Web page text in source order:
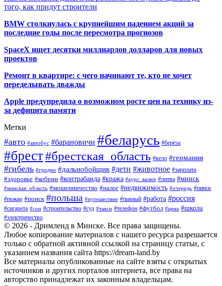
того, как придут строители
BMW столкнулась с крупнейшим падением акций за
последние годы после пересмотра прогнозов
SpaceX ищет десятки миллиардов долларов для новых
проектов
Ремонт в квартире: с чего начинают те, кто не хочет
переделывать дважды
Apple предупредила о возможном росте цен на технику из-
за дефицита памяти
Метки
#авто #автобус #барановичи #беларусь #берёза
#брест#брестская_область #вело #германия
#гибель #гродно #дальнобойщик #дети #животное #зарплата
#здоровье #кобрин #контрабанда #кража #курс_валют #литва #минск
#минская_область #мошенничество #налог #недвижимость #очередь #пинск
#пожар #поиск #польша #путешествие #пьяный #работа #россия
#сигарета #сон #строительство #суд #такси #телефон #футбол #цена #школа
#электричество
© 2026 - Дримленд в Минске. Все права защищены.
Любое копирование материалов с нашего ресурса разрешается
только с обратной активной ссылкой на страницу статьи, с
указанием названия сайта https://dream-land.by
Все материалы опубликованные на сайте взяты с открытых
источников и других порталов интернета, все права на
авторство принадлежат их законным владельцам.